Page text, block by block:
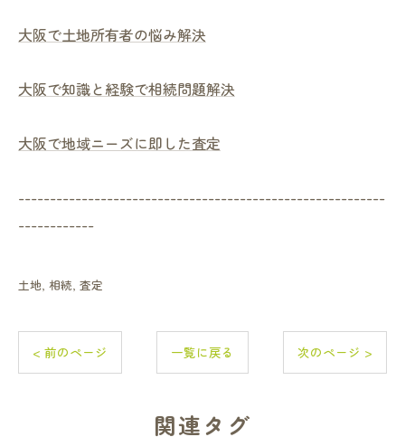
大阪で土地所有者の悩み解決
大阪で知識と経験で相続問題解決
大阪で地域ニーズに即した査定
----------------------------------------------------------
------------
土地 相続 査定
< 前のページ 一覧に戻る 次のページ >
関連タグ